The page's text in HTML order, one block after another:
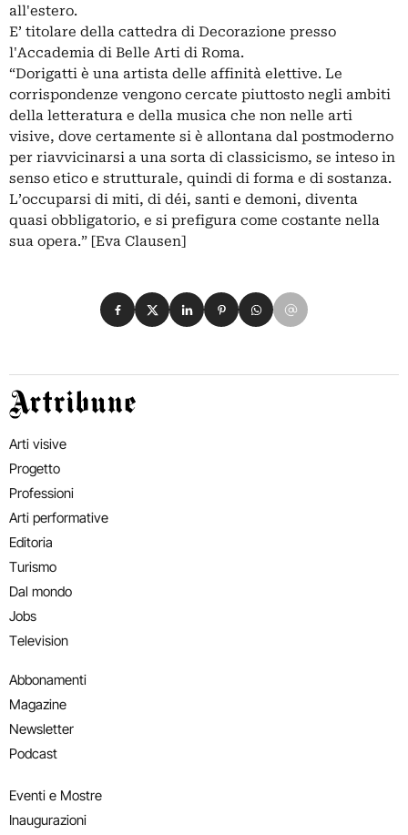
all'estero.
E’ titolare della cattedra di Decorazione presso
l'Accademia di Belle Arti di Roma.
“Dorigatti è una artista delle affinità elettive. Le
corrispondenze vengono cercate piuttosto negli ambiti
della letteratura e della musica che non nelle arti
visive, dove certamente si è allontana dal postmoderno
per riavvicinarsi a una sorta di classicismo, se inteso in
senso etico e strutturale, quindi di forma e di sostanza.
L’occuparsi di miti, di déi, santi e demoni, diventa
quasi obbligatorio, e si prefigura come costante nella
sua opera.” [Eva Clausen]
Condividi su Facebook
Condividi su X
Condividi su LinkedIn
Condividi su Pinterest
Condividi su WhatsApp
Condividi su Email
Artribune
Arti visive
Progetto
Professioni
Arti performative
Editoria
Turismo
Dal mondo
Jobs
Television
Abbonamenti
Magazine
Newsletter
Podcast
Eventi e Mostre
Inaugurazioni